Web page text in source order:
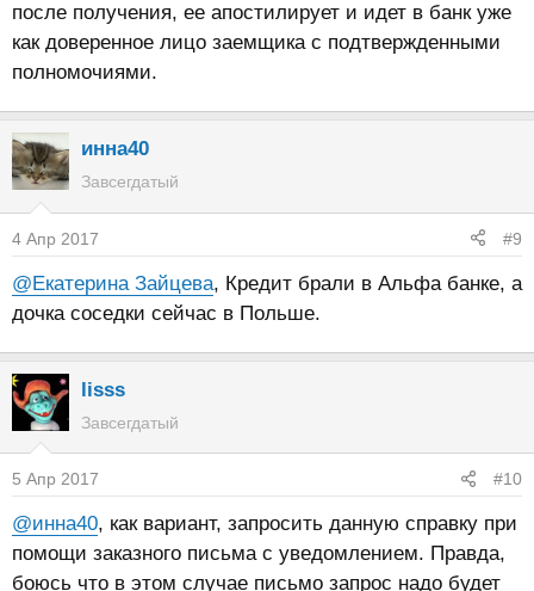
после получения, ее апостилирует и идет в банк уже
как доверенное лицо заемщика с подтвержденными
полномочиями.
инна40
Завсегдатый
4 Апр 2017 #9
@Екатерина Зайцева, Кредит брали в Альфа банке, а
дочка соседки сейчас в Польше.
lisss
Завсегдатый
5 Апр 2017 #10
@инна40, как вариант, запросить данную справку при
помощи заказного письма с уведомлением. Правда,
боюсь что в этом случае письмо запрос надо будет